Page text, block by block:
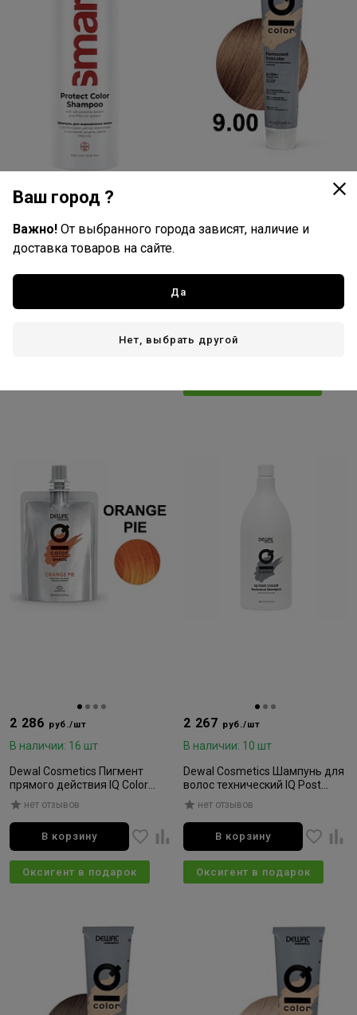
1 289руб./шт
В наличии: 7 шт
Protect Color 1000мл
574руб./шт
для волос IQ Color 9/00 очень
светлый блондин интенсивный
В корзину
2 286 руб./шт
В наличии: 16 шт
Dewal Cosmetics Пигмент
прямого действия IQ Color
Shade Orange Pie (оранжевый)
200мл
нет отзывов
В корзину
2 267 руб./шт
В наличии: 10 шт
Dewal Cosmetics Шампунь для
волос технический IQ Post
Color Тechnical 1500мл
нет отзывов
В корзину
Оксигент в подарок Оксигент в подарок
Ваш город ?
Важно! От выбранного города зависят, наличие и
доставка товаров на сайте.
Да
Нет, выбрать другой